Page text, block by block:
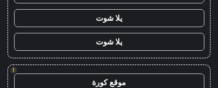
يلا شوت
يلا شوت
!
موقع كورة